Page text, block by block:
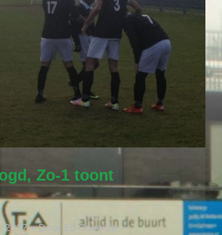
Zo-1 toont
2017 Door
Ed Goverde